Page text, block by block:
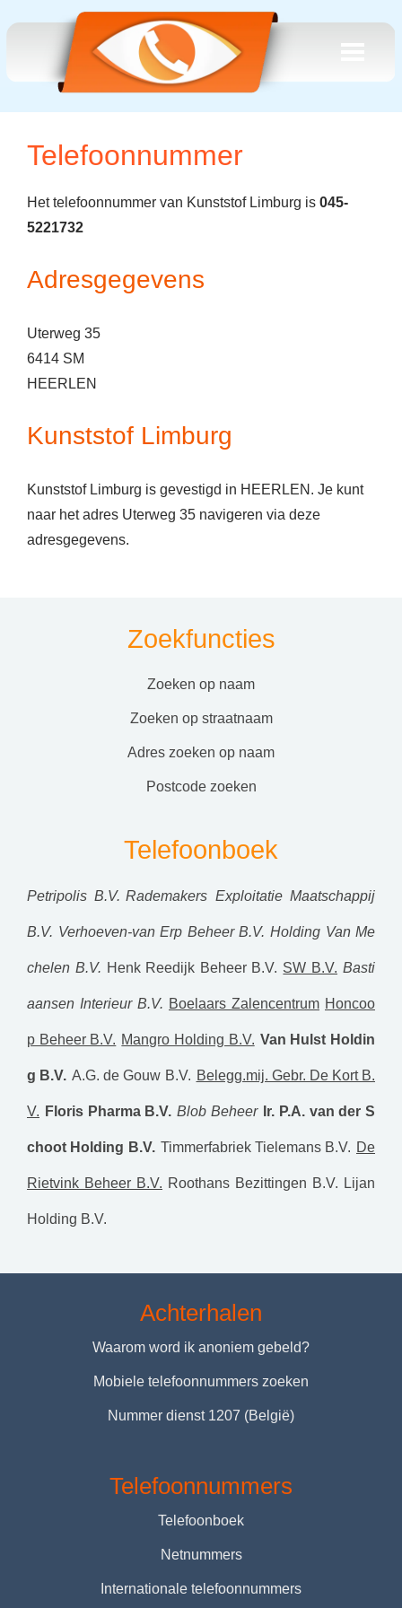
Telefoonnummer
Het telefoonnummer van Kunststof Limburg is 045-
5221732
Adresgegevens
Uterweg 35
6414 SM
HEERLEN
Kunststof Limburg
Kunststof Limburg is gevestigd in HEERLEN. Je kunt
naar het adres Uterweg 35 navigeren via deze
adresgegevens.
Zoekfuncties
zoeken op naam
zoeken op straatnaam
adres zoeken op naam
postcode zoeken
Telefoonboek
Petripolis B.V. Rademakers Exploitatie Maatschappij
B.V. Verhoeven-van Erp Beheer B.V. Holding Van Me
chelen B.V. Henk Reedijk Beheer B.V. SW B.V. Basti
aansen Interieur B.V. Boelaars Zalencentrum Honcoo
p Beheer B.V. Mangro Holding B.V. Van Hulst Holdin
g B.V. A.G. de Gouw B.V. Belegg.mij. Gebr. De Kort B.
V. Floris Pharma B.V. Blob Beheer Ir. P.A. van der S
choot Holding B.V. Timmerfabriek Tielemans B.V. De
Rietvink Beheer B.V. Roothans Bezittingen B.V. Lijan
Holding B.V.
Achterhalen
Waarom word ik anoniem gebeld?
Mobiele telefoonnummers zoeken
Nummer dienst 1207 (België)
Telefoonnummers
Telefoonboek
Netnummers
Internationale telefoonnummers